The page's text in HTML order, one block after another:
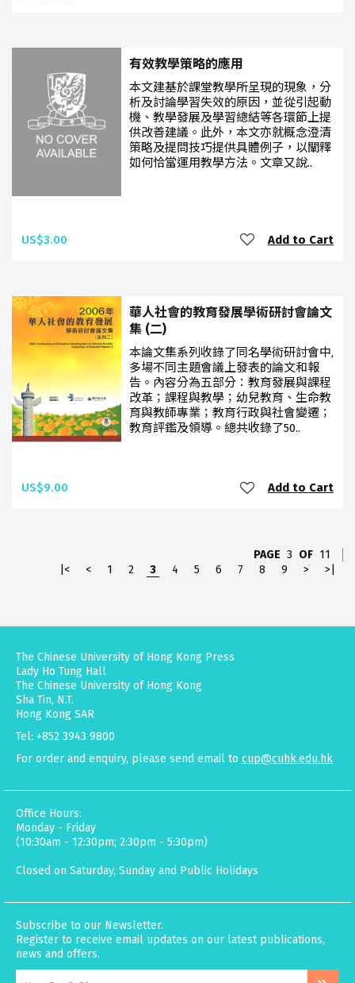
有效教學策略的應用
本文建基於課堂教學所呈現的現象，分
析及討論學習失效的原因，並從引起動
機、教學發展及學習總結等各環節上提
供改善建議。此外，本文亦就概念澄清
策略及提問技巧提供具體例子，以闡釋
如何恰當運用教學方法。文章又說..
US$3.00 Add to Cart
華人社會的教育發展學術研討會論文
集 (二)
本論文集系列收錄了同名學術研討會中,
多場不同主題會議上發表的論文和報
告。內容分為五部分：教育發展與課程
改革；課程與教學；幼兒教育、生命教
育與教師專業；教育行政與社會變遷；
教育評鑑及領導。總共收錄了50..
US$9.00 Add to Cart
PAGE 3 OF 11
|<
< 1 2 3 4 5 6 7 8 9 > >|
The Chinese University of Hong Kong Press
Lady Ho Tung Hall
The Chinese University of Hong Kong
Sha Tin, N.T.
Hong Kong SAR
Tel: +852 3943 9800
For order and enquiry, please send email to cup@cuhk.edu.hk
Office Hours:
Monday - Friday
(10:30am - 12:30pm; 2:30pm - 5:30pm)
Closed on Saturday, Sunday and Public Holidays
Subscribe to our Newsletter.
Register to receive email updates on our latest publications,
news and offers.